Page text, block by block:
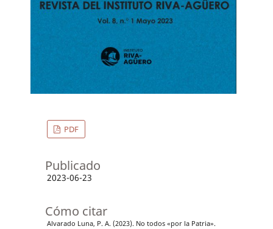
PDF
Publicado
2023-06-23
Cómo citar
Alvarado Luna, P. A. (2023). No todos «por la Patria».